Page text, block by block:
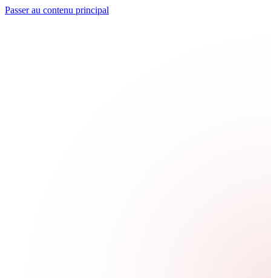
Passer au contenu principal